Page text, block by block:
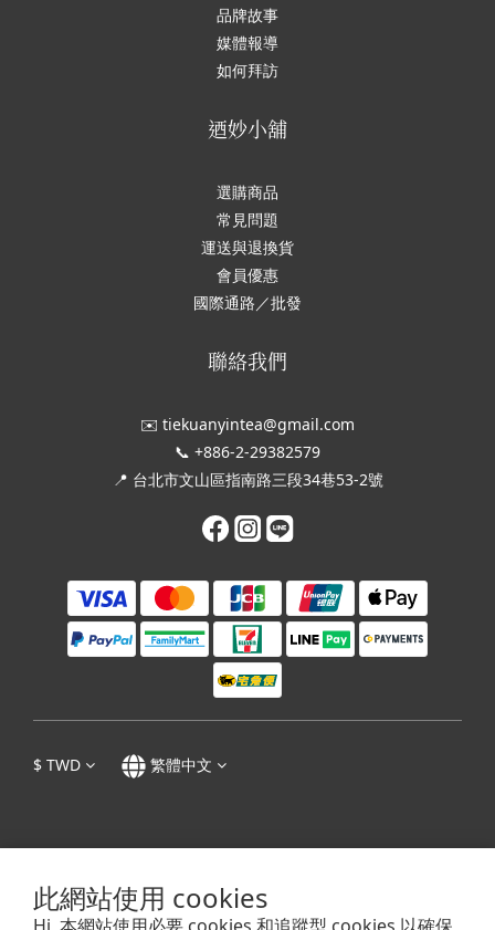
此網站使用 cookies
品牌故事
媒體報導
如何拜訪
迺妙小舖
選購商品
常見問題
運送與退換貨
會員優惠
國際通路／批發
聯絡我們
✉️ tiekuanyintea@gmail.com
📞 +886-2-29382579
📍 台北市文山區指南路三段34巷53-2號
$ TWD 繁體中文
Nai-Miao Memorial Hall